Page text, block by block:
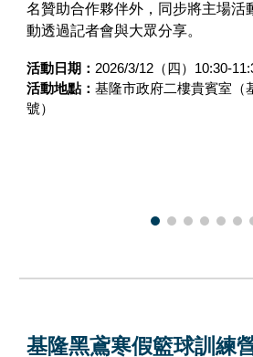
名贊助合作夥伴外，同步將主場活
動透過記者會與大眾分享。
活動日期： 2026/3/12 （ 四 ）10:30-
活動地點：基隆市政府二樓貴賓室
號）
基隆黑鳶寒假籃球訓練